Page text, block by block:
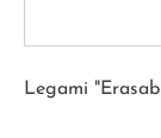
Legami